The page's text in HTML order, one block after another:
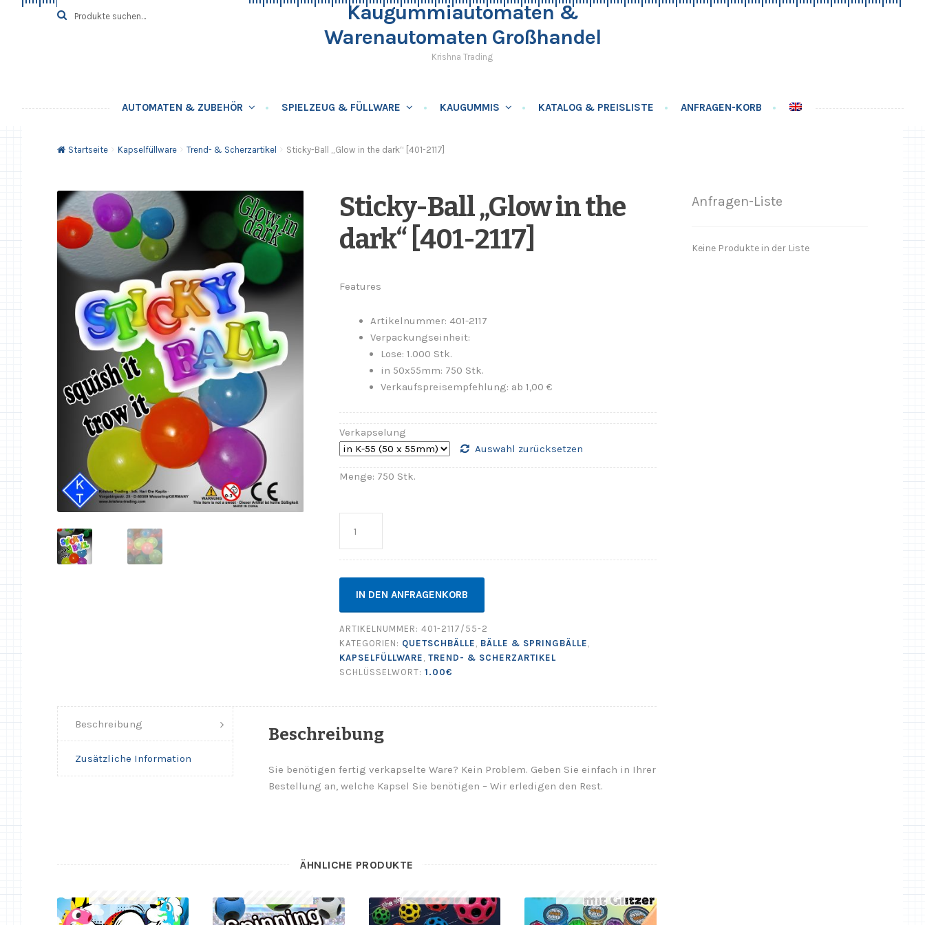
Zur
Navigation
Springe
zum
Suche
nach:
SUCHE
Kaugummiautomaten &
Warenautomaten Großhandel
Krishna Trading
AUTOMATEN & ZUBEHÖR SPIELZEUG & FÜLLWARE KAUGUMMIS KATALOG & PREISLISTE ANFRAGEN-KORB
Startseite Kapselfüllware Trend- & Scherzartikel Sticky-Ball „Glow in the dark“ [401-2117]
Sticky-Ball „Glow in the
dark“ [401-2117]
Features
Artikelnummer: 401-2117
Verpackungseinheit:
Lose: 1.000 Stk.
in 50x55mm: 750 Stk.
Verkaufspreisempfehlung: ab 1,00 €
Verkapselung
Auswahl zurücksetzen
Menge: 750 Stk.
IN DEN ANFRAGENKORB
ARTIKELNUMMER: 401-2117/55-2
KATEGORIEN: QUETSCHBÄLLE BÄLLE & SPRINGBÄLLE
KAPSELFÜLLWARE TREND- & SCHERZARTIKEL
SCHLÜSSELWORT: 1.00€
Beschreibung
Zusätzliche Information
Beschreibung
Sie benötigen fertig verkapselte Ware? Kein Problem. Geben Sie einfach in Ihrer
Bestellung an, welche Kapsel Sie benötigen – Wir erledigen den Rest.
ÄHNLICHE PRODUKTE
Anfragen-Liste
Keine Produkte in der Liste